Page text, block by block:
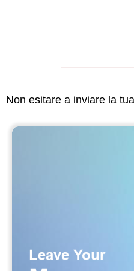
Non esitare a inviare la